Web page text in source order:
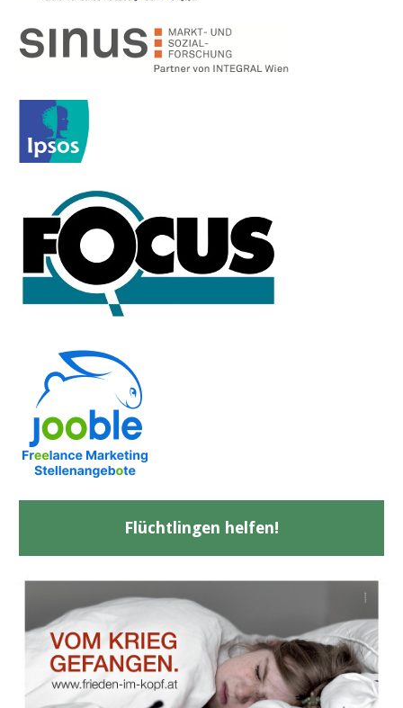
Flüchtlingen helfen!